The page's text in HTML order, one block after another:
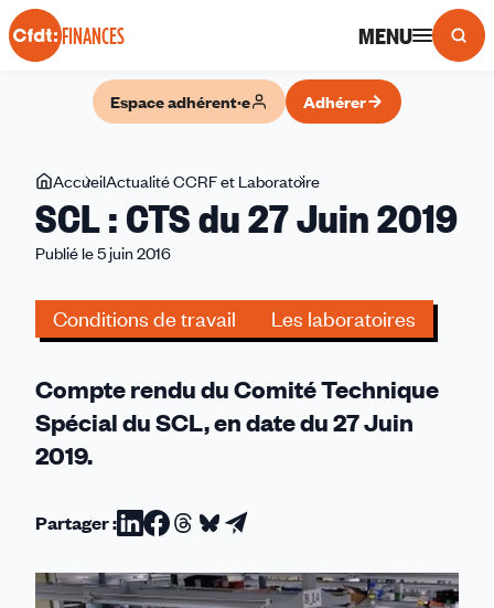
Panneau de gestion des cookies
FINANCES MENU
Espace adhérent·e Adhérer
Vous
êtes
ici
AccueilActualité CCRF et Laboratoire
27
Juin
SCL : CTS du 27 Juin 2019
Publié le 5 juin 2016
Conditions de travail Les laboratoires
Compte rendu du Comité Technique
Spécial du SCL, en date du 27 Juin
2019.
Partager :Partager
sur
Partager
sur
Partager
sur
Partager
sur
Partager
par